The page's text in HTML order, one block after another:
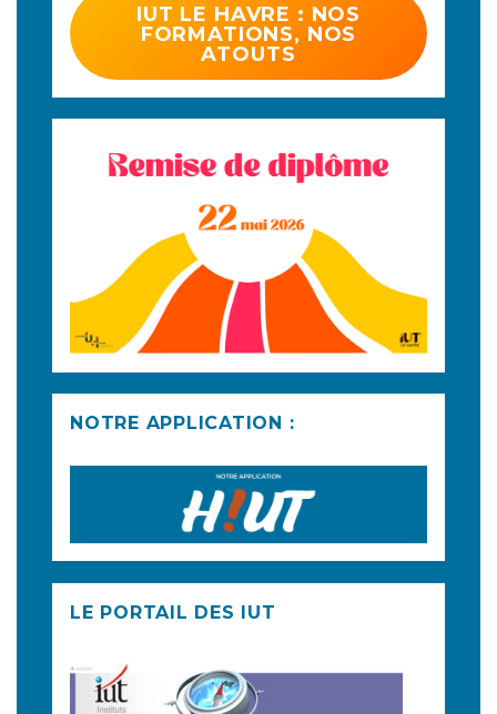
IUT LE HAVRE : NOS
FORMATIONS, NOS
ATOUTS
NOTRE APPLICATION :
LE PORTAIL DES IUT